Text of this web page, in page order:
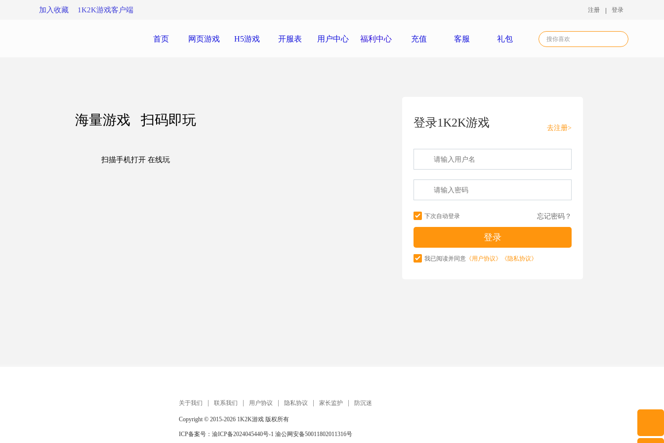
加入收藏 1K2K游戏客户端 注册 登录
首页 网页游戏 H5游戏 开服表 用户中心 福利中心 充值 客服 礼包
海量游戏 扫码即玩
扫描手机打开 在线玩
登录1K2K游戏 去注册>
下次自动登录 忘记密码？
我已阅读并同意 《用户协议》 《隐私协议》
关于我们 联系我们 用户协议 隐私协议 家长监护 防沉迷
Copyright © 2015-2026 1K2K游戏 版权所有
ICP备案号： 渝ICP备2024045440号-1 渝公网安备50011802011316号